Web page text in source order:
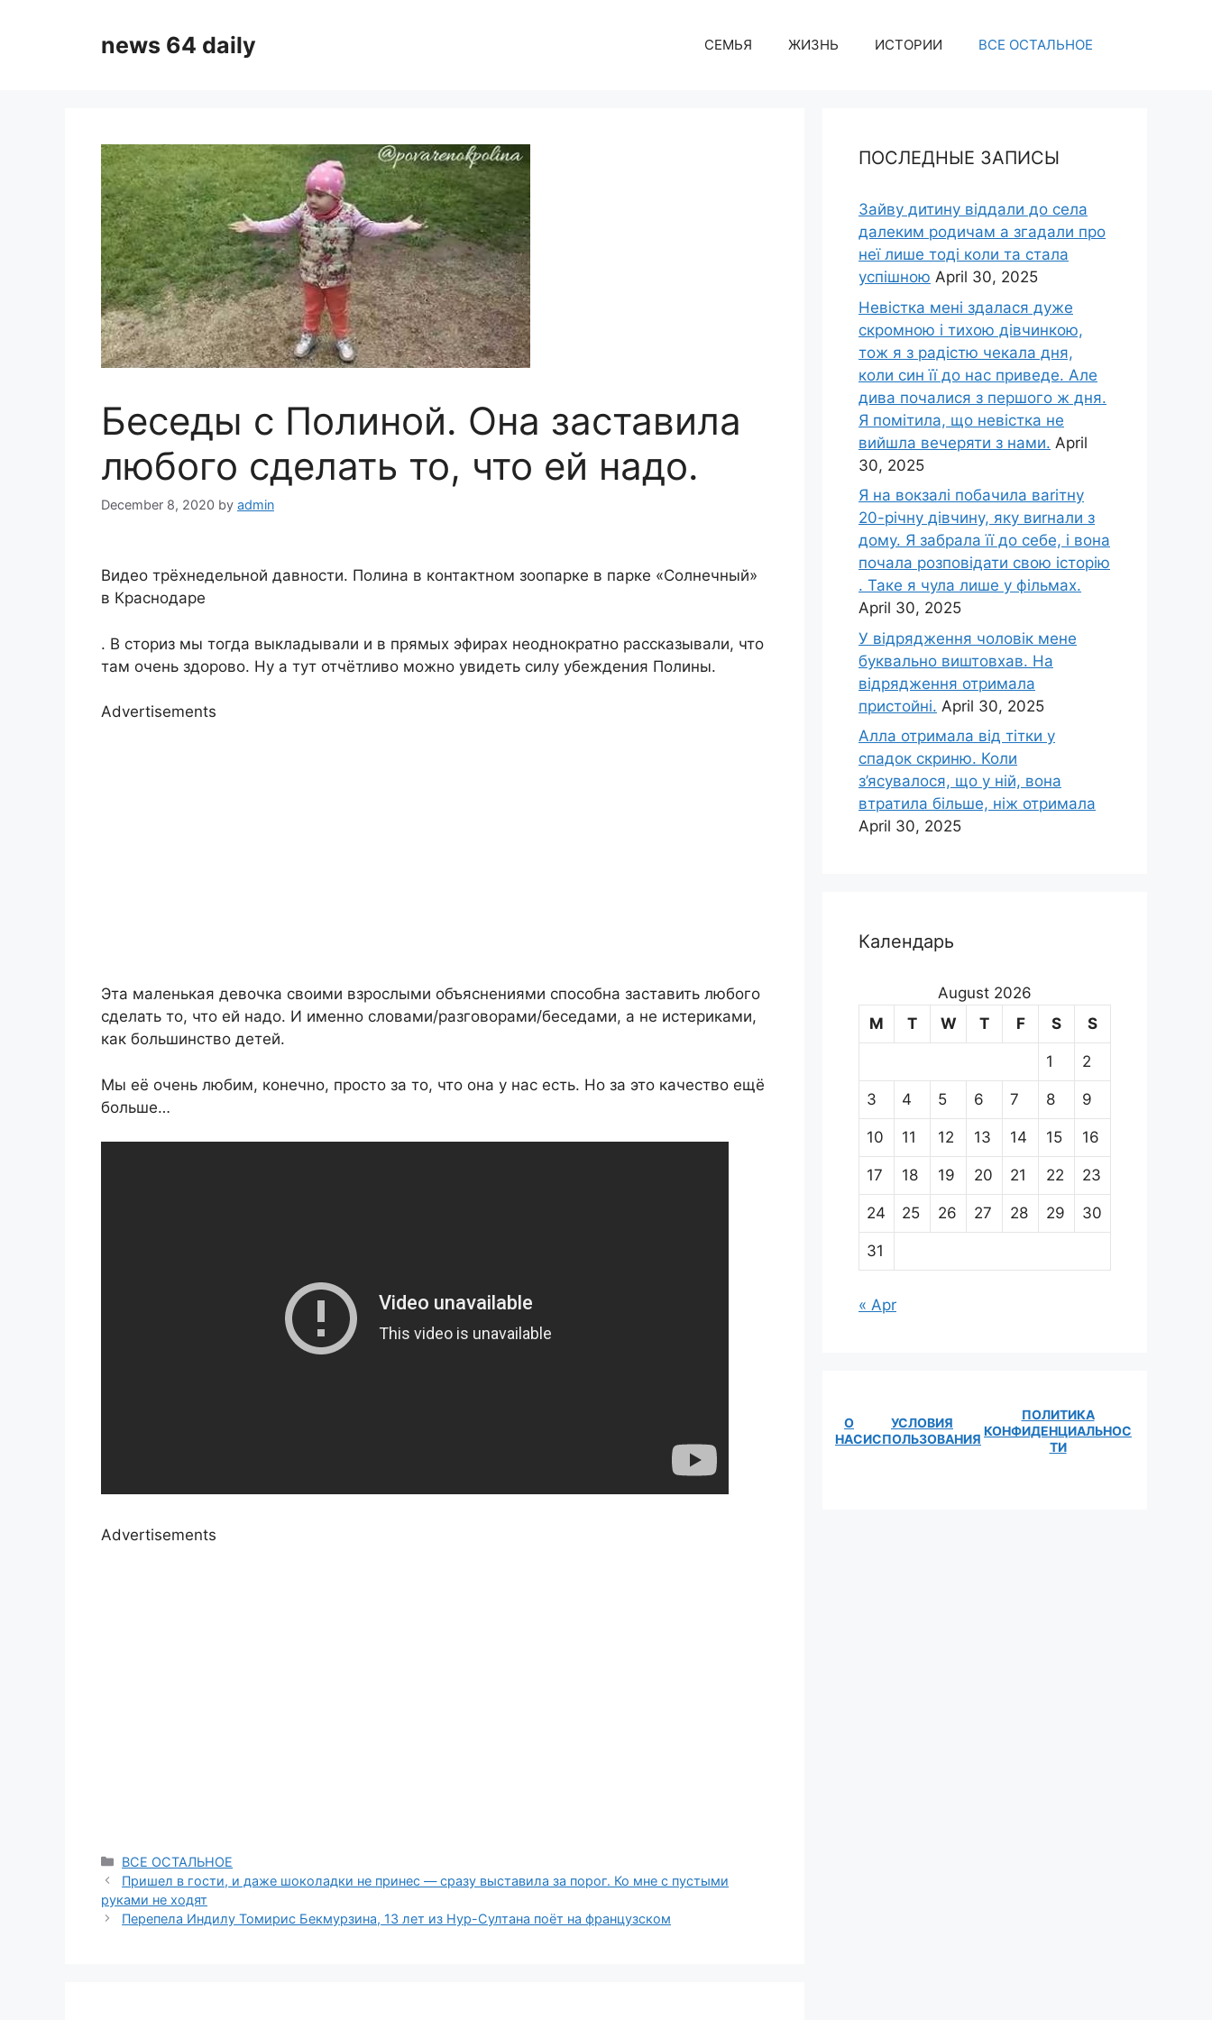
news 64 daily СЕМЬЯ ЖИЗНЬ ИСТОРИИ ВСЕ ОСТАЛЬНОЕ
Беседы с Полиной. Она заставила
любого сделать то, что ей надо.
December 8, 2020 by admin
Видео трёхнедельной давности. Полина в контактном зоопарке в парке «Солнечный»
в Краснодаре
. В сториз мы тогда выкладывали и в прямых эфирах неоднократно рассказывали, что
там очень здорово. Ну а тут отчётливо можно увидеть силу убеждения Полины.
Advertisements
Эта маленькая девочка своими взрослыми объяснениями способна заставить любого
сделать то, что ей надо. И именно словами/разговорами/беседами, а не истериками,
как большинство детей.
Мы её очень любим, конечно, просто за то, что она у нас есть. Но за это качество ещё
больше…
Advertisements
Categories
ВСЕ ОСТАЛЬНОЕ
Пришел в гости, и даже шоколадки не принес — сразу выставила за порог. Ко мне с пустыми
руками не ходят
Перепела Индилу Томирис Бекмурзина, 13 лет из Нур-Султана поёт на французском
ПОСЛЕДНЫЕ ЗАПИСЫ
Зайву дитину віддали до села
далеким родичам а згадали про
неї лише тоді коли та стала
успішною April 30, 2025
Невістка мені здалася дуже
скромною і тихою дівчинкою,
тож я з радістю чекала дня,
коли син її до нас приведе. Але
дива почалися з першого ж дня.
Я помітила, що невістка не
вийшла вечеряти з нами. April
30, 2025
Я на вокзалі побачила ваrітну
20-річну дівчину, яку виrнали з
дому. Я забрала її до себе, і вона
почала розповідати свою історію
. Таке я чула лише у фільмах.
April 30, 2025
У відрядження чоловік мене
буквально виштовхав. На
відрядження отримала
пристойні. April 30, 2025
Алла отримала від тітки у
спадок скриню. Коли
з’ясувалося, що у ній, вона
втратила більше, ніж отримала
April 30, 2025
Календарь
August 2026
M
T W T F S S
1 2
3 4 5 6 7 8 9
10 11 12 13 14 15 16
17 18 19 20 21 22 23
24 25 26 27 28 29 30
31
« Apr
О
НАС
УСЛОВИЯ
ИСПОЛЬЗОВАНИЯ
ПОЛИТИКА
КОНФИДЕНЦИАЛЬНОС
ТИ